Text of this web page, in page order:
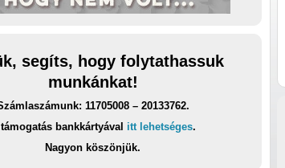
segíts, hogy folytathassuk
munkánkat!
11705008 – 20133762.
bankkártyával itt lehetséges.
Nagyon köszönjük.